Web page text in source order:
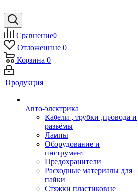
Сравнение0
Отложенные 0
Корзина 0
Продукция
Авто-электрика
Кабели , трубки ,провода и
разъёмы
Лампы
Оборудование и
инструмент
Предохранители
Расходные материалы для
пайки
Стяжки пластиковые